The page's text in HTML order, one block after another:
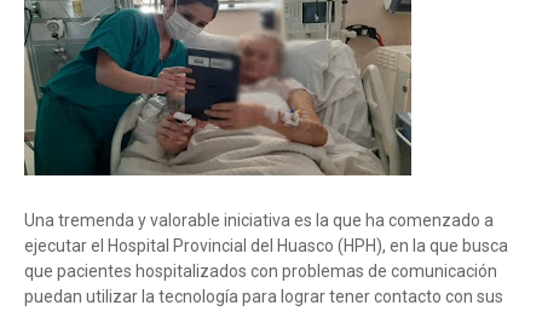
Una tremenda y valorable iniciativa es la que ha comenzado a
ejecutar el Hospital Provincial del Huasco (HPH), en la que busca
que pacientes hospitalizados con problemas de comunicación
puedan utilizar la tecnología para lograr tener contacto con sus